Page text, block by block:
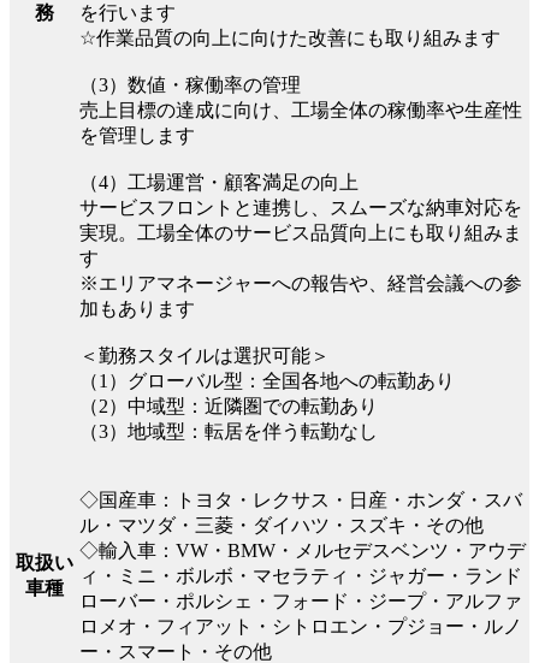
務
を行います
☆作業品質の向上に向けた改善にも取り組みます
（3）数値・稼働率の管理
売上目標の達成に向け、工場全体の稼働率や生産性
を管理します
（4）工場運営・顧客満足の向上
サービスフロントと連携し、スムーズな納車対応を
実現。工場全体のサービス品質向上にも取り組みま
す
※エリアマネージャーへの報告や、経営会議への参
加もあります
＜勤務スタイルは選択可能＞
（1）グローバル型：全国各地への転勤あり
（2）中域型：近隣圏での転勤あり
（3）地域型：転居を伴う転勤なし
取扱い
車種
◇国産車：トヨタ・レクサス・日産・ホンダ・スバ
ル・マツダ・三菱・ダイハツ・スズキ・その他
◇輸入車：VW・BMW・メルセデスベンツ・アウデ
ィ・ミニ・ボルボ・マセラティ・ジャガー・ランド
ローバー・ポルシェ・フォード・ジープ・アルファ
ロメオ・フィアット・シトロエン・プジョー・ルノ
ー・スマート・その他